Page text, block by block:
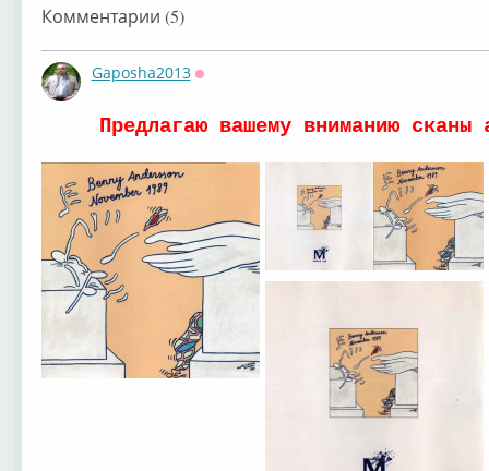
Клип: ABBA
ABBA ~ (2015/20...
Комментарии (5)
Gaposha2013
Предлагаю вашему вниманию сканы